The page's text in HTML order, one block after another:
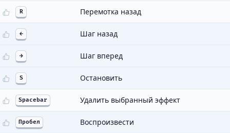
R Перемотка назад
← Шаг назад
→ Шаг вперед
S Остановить
Spacebar Удалить выбранный эффект
Пробел Воспроизвести